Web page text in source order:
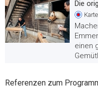
Die
Karte
einen
Referenzen zum